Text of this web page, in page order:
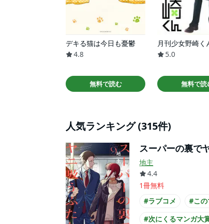
デキる猫は今日も憂鬱
4.8
無料で読む
月刊少女野崎く
5.0
無料で読
人気ランキング (315件)
スーパーの裏で
地主
4.4
1冊無料
#ラブコメ
#この
#次にくるマンガ大